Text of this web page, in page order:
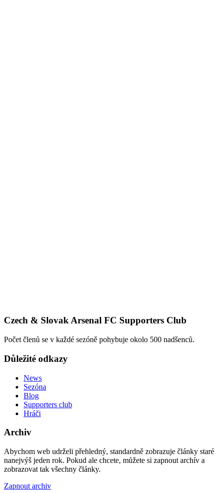
Czech & Slovak Arsenal FC Supporters Club
Počet členů se v každé sezóně pohybuje okolo 500 nadšenců.
Důležité odkazy
News
Sezóna
Blog
Supporters club
Hráči
Archiv
Abychom web udrželi přehledný, standardně zobrazuje články staré
nanejvýš jeden rok. Pokud ale chcete, můžete si zapnout archív a
zobrazovat tak všechny články.
Zapnout archiv